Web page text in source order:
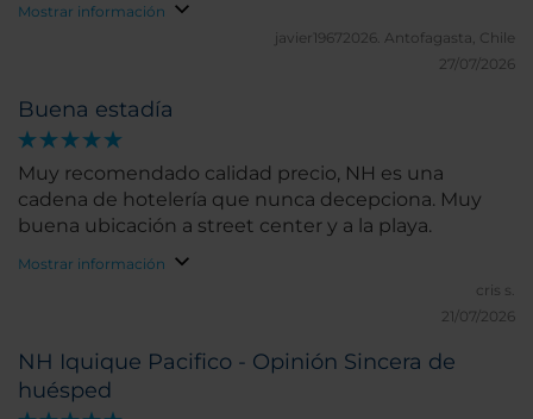
Mostrar información
javier19672026. Antofagasta, Chile
27/07/2026
Buena estadía
Muy recomendado calidad precio, NH es una
cadena de hotelería que nunca decepciona. Muy
buena ubicación a street center y a la playa.
Mostrar información
cris s.
21/07/2026
NH Iquique Pacifico - Opinión Sincera de
huésped